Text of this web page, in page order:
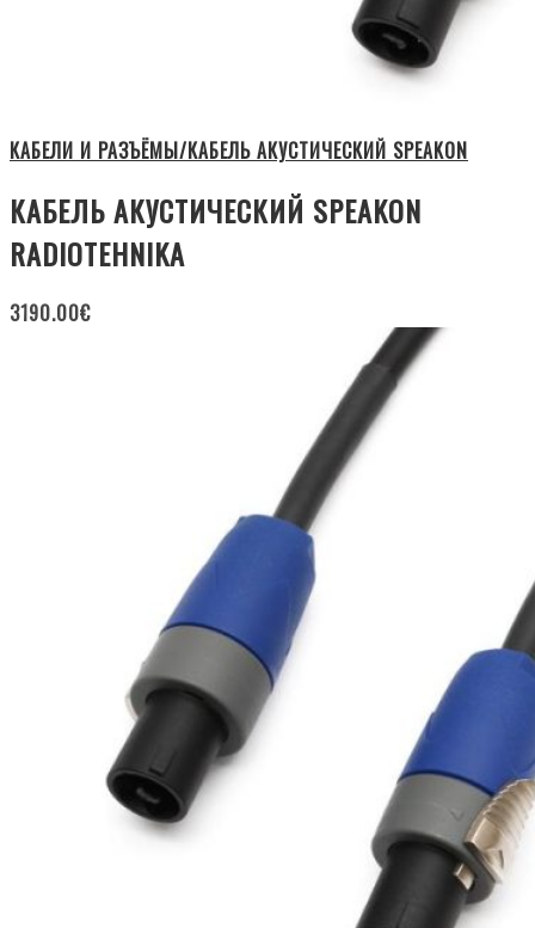
КАБЕЛИ И РАЗЪЁМЫ/КАБЕЛЬ АКУСТИЧЕСКИЙ SPEAKON
КАБЕЛЬ АКУСТИЧЕСКИЙ SPEAKON
RADIOTEHNIKA
3190.00€